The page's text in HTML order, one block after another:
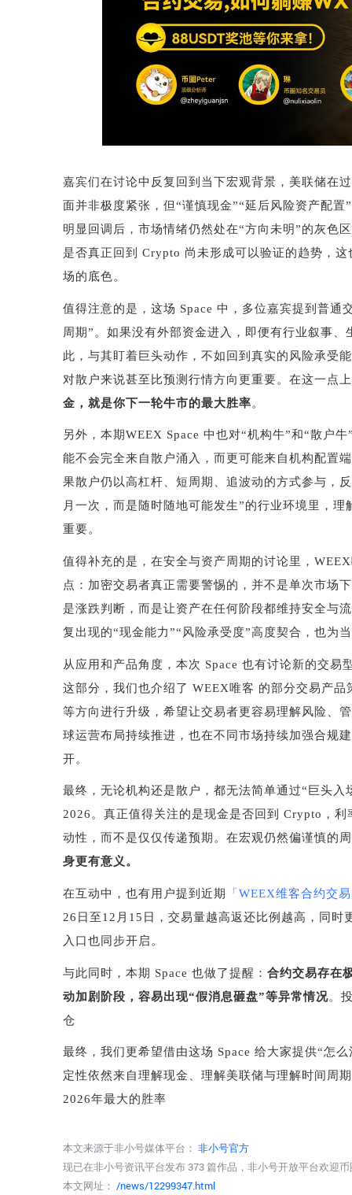
嘉宾们在讨论中反复回到当下宏观背景，美联储在
面并非极度紧张，但“谨慎现金”“延后风险资产配置”
明显回调后，市场情绪仍然处在“方向未明”的灰色
是否真正回到
Crypto 尚未形成可以验证的趋势，这
场的底色。
值得注意的是，这场 Space 中，多位嘉宾提到普通
周期” 。如果没有外部资金进入，即便有行业叙事
此，与其盯着巨头动作，不如回到真实的风险承受
对散户来说甚至比预测行情方向更重要。在这一点
金，就是你下一轮牛市的最大胜率。
另外，本期WEEX Space 中也对“机构牛”和“散户牛
能不会完全来自散户涌入，而更可能来自机构配置
果散户仍以高杠杆、短周期、追波动的方式参与，
月一次，而是随时随地可能发生”的行业环境里，理
重要。
值得补充的是，在安全与资产周期的讨论里， WEEX
点：加密交易者真正需要警惕的，并不是单次市场
是涨跌判断，而是让资产在任何阶段都维持安全与
复出现的“现金能力”“ 风险承受度”高度契合，也为
从应用和产品角度，本次 Space 也有讨论新的交易
这部分，我们也介绍了 WEEX唯客 的部分交易产品
等方向进行升级，希望让交易者更容易理解风险、
球运营布局持续推进，也在不同市场持续加强合规
开。
最终，无论机构还是散户，都无法简单通过“ 巨头入
2026。真正值得关注的是现金是否回到 Crypto ，
动性，而不是仅仅传递预期。在宏观仍然偏谨慎的
身更有意义。
在互动中，也有用户提到近期 「 WEEX维客合约交
26 日至12 月 15 日，交易量越高返还比例越高，同
入口也同步开启。
与此同时，本期 Space 也做了提醒： 合约交易存在
动加剧阶段，容易出现“假消息砸盘”等异常情况。
仓
最终，我们更希望借由这场 Space 给大家提供“怎么
定性依然来自理解现金、理解美联储与理解时间周
2026年最大的胜率
本文来源于非小号媒体平台： 非小号官方
现已在非小号资讯平台发布 373 篇作品，非小号开放平台欢迎
本文网址： /news/12299347.html